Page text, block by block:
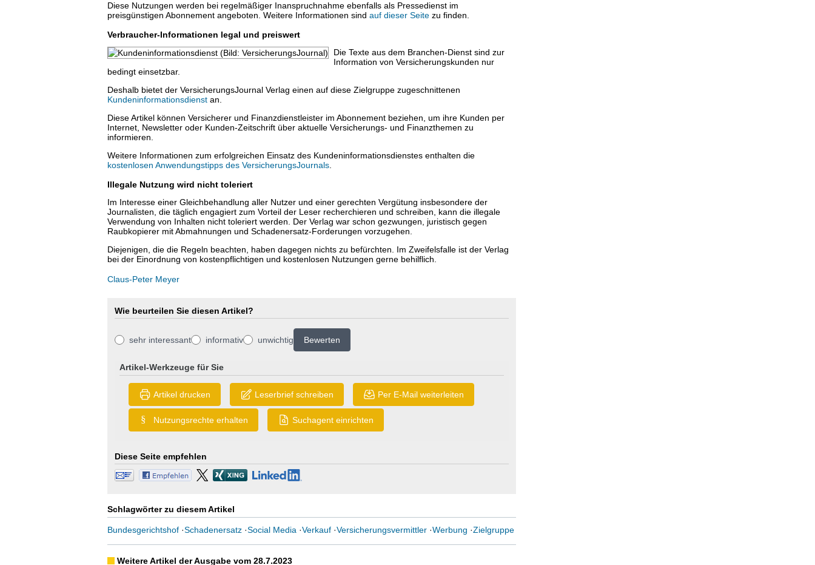
Diese Nutzungen werden bei regelmäßiger Inanspruchnahme ebenfalls als Pressedienst im
preisgünstigen Abonnement angeboten. Weitere Informationen sind auf dieser Seitezu finden.
Verbraucher-Informationen legal und preiswert
Die Texte aus dem Branchen-Dienst sind zur
Information von Versicherungskunden nur
bedingt einsetzbar.
Deshalb bietet der VersicherungsJournal Verlag einen auf diese Zielgruppe zugeschnittenen
Kundeninformationsdienstan.
Diese Artikel können Versicherer und Finanzdienstleister im Abonnement beziehen, um ihre Kunden per
Internet, Newsletter oder Kunden-Zeitschrift über aktuelle Versicherungs- und Finanzthemen zu
informieren.
Weitere Informationen zum erfolgreichen Einsatz des Kundeninformationsdienstes enthalten die
kostenlosen Anwendungstipps des VersicherungsJournals.
Illegale Nutzung wird nicht toleriert
Im Interesse einer Gleichbehandlung aller Nutzer und einer gerechten Vergütung insbesondere der
Journalisten, die täglich engagiert zum Vorteil der Leser recherchieren und schreiben, kann die illegale
Verwendung von Inhalten nicht toleriert werden. Der Verlag war schon gezwungen, juristisch gegen
Raubkopierer mit Abmahnungen und Schadenersatz-Forderungen vorzugehen.
Diejenigen, die die Regeln beachten, haben dagegen nichts zu befürchten. Im Zweifelsfalle ist der Verlag
bei der Einordnung von kostenpflichtigen und kostenlosen Nutzungen gerne behilflich.
Claus-Peter Meyer
Wie beurteilen Sie diesen Artikel?
sehr interessant informativ unwichtig Bewerten
Artikel-Werkzeuge für Sie
Artikel drucken Leserbrief schreiben Per E-Mail weiterleiten
§ Nutzungsrechte erhalten Suchagent einrichten
Diese Seite empfehlen
Schlagwörter zu diesem Artikel
Bundesgerichtshof·Schadenersatz·Social Media ·Verkauf·Versicherungsvermittler·Werbung ·Zielgruppe
Weitere Artikel der Ausgabe vom 28.7.2023